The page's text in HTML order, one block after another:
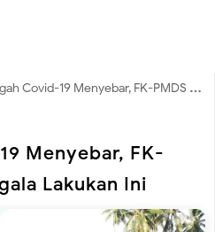
Covid-19 Menyebar, FK-PMDS Donggala Lakukan Ini
Menyebar, FK-
Lakukan Ini